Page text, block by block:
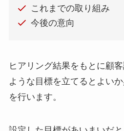
これまでの取り組み
今後の意向
ヒアリング結果をもとに顧
ような目標を立てるとよい
を行います。